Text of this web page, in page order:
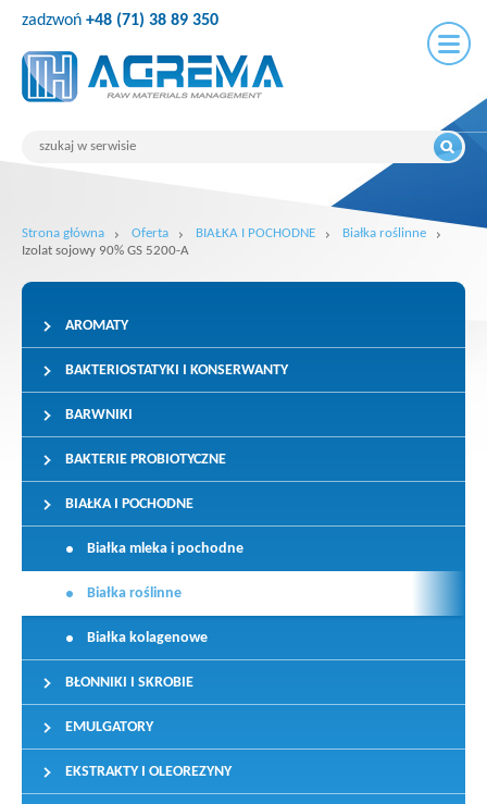
zadzwoń +48 (71) 38 89 350
Strona główna Oferta BIAŁKA I POCHODNE
Białka roślinne
Izolat sojowy 90% GS 5200-A
AROMATY
BAKTERIOSTATYKI I KONSERWANTY
BARWNIKI
BAKTERIE PROBIOTYCZNE
BIAŁKA I POCHODNE
Białka mleka i pochodne
Białka roślinne
Białka kolagenowe
BŁONNIKI I SKROBIE
EMULGATORY
EKSTRAKTY I OLEOREZYNY